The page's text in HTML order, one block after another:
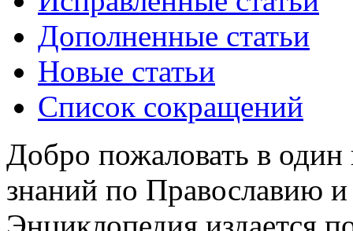
Дополненные статьи
Новые статьи
Список сокращений
Добро пожаловать в
знаний по Православию